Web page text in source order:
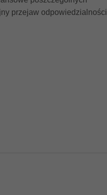
przejaw odpowiedzialności